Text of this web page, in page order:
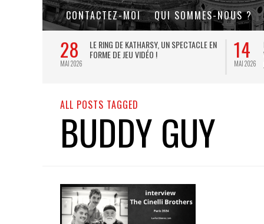
CONTACTEZ-MOI QUI SOMMES-NOUS ?
28
MAI 2026
LE RING DE KATHARSY, UN SPECTACLE EN
FORME DE JEU VIDÉO !
14
MAI 2026
ALL POSTS TAGGED
BUDDY GUY